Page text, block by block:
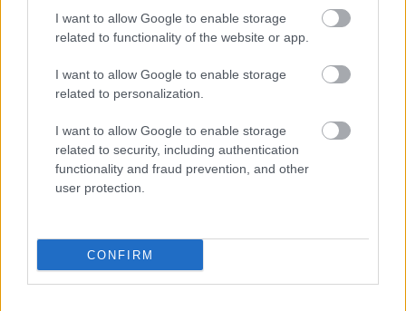
I want to allow Google to enable storage
related to functionality of the website or app.
I want to allow Google to enable storage
related to personalization.
I want to allow Google to enable storage
related to security, including authentication
functionality and fraud prevention, and other
user protection.
CONFIRM